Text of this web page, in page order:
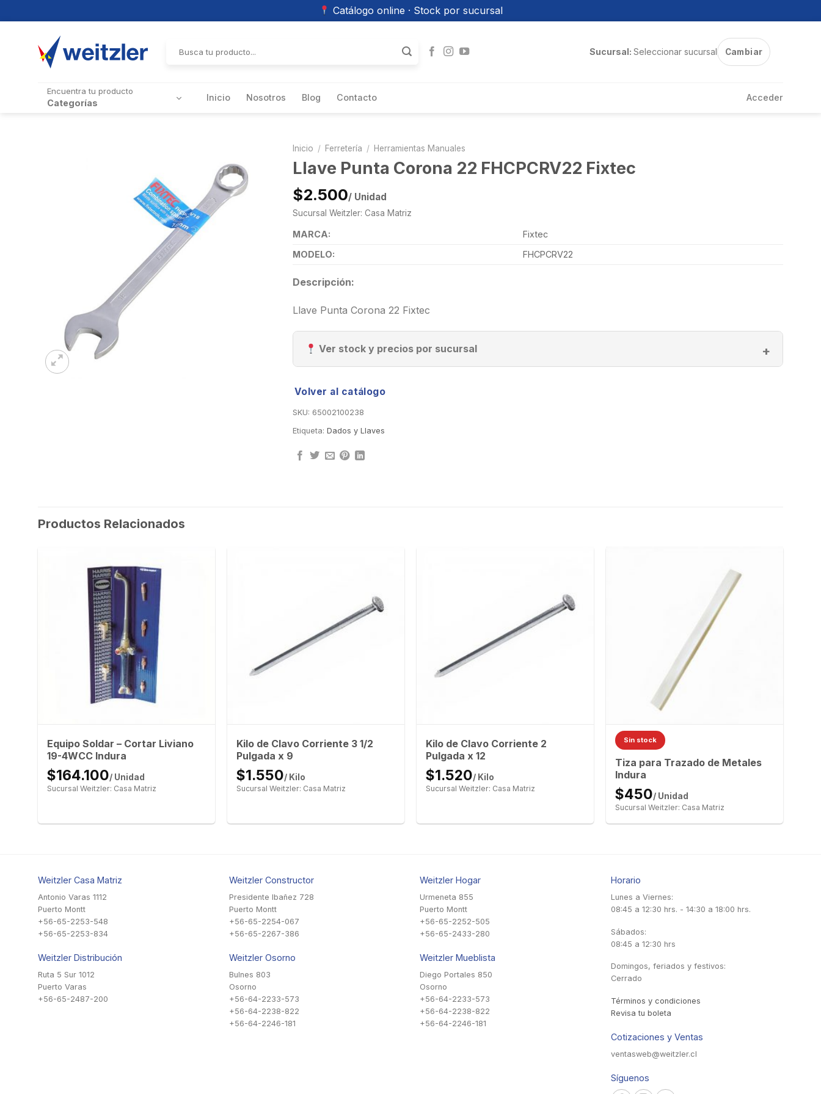
Catálogo online · Stock por sucursal
por:
Sucursal: Seleccionar sucursal Cambiar
Encuentra tu producto
Categorías Inicio Nosotros Blog Contacto Acceder
Inicio / Ferretería / Herramientas Manuales
Llave Punta Corona 22 FHCPCRV22 Fixtec
$2.500/ Unidad
Sucursal Weitzler: Casa Matriz
MARCA:
Fixtec
MODELO:
FHCPCRV22
Descripción:
Llave Punta Corona 22 Fixtec
Ver stock y precios por sucursal
Volver al catálogo
SKU: 65002100238
Etiqueta: Dados y Llaves
Productos Relacionados
Equipo Soldar – Cortar Liviano
19-4WCC Indura
$164.100/ Unidad
Sucursal Weitzler: Casa Matriz
Kilo de Clavo Corriente 3 1/2
Pulgada x 9
$1.550/ Kilo
Sucursal Weitzler: Casa Matriz
Kilo de Clavo Corriente 2
Pulgada x 12
$1.520/ Kilo
Sucursal Weitzler: Casa Matriz
Sin stock
Tiza para Trazado de Metales
Indura
$450/ Unidad
Sucursal Weitzler: Casa Matriz
Weitzler Casa Matriz
Antonio Varas 1112
Puerto Montt
+56-65-2253-548
+56-65-2253-834
Weitzler Distribución
Ruta 5 Sur 1012
Puerto Varas
+56-65-2487-200
Weitzler Constructor
Presidente Ibañez 728
Puerto Montt
+56-65-2254-067
+56-65-2267-386
Weitzler Osorno
Bulnes 803
Osorno
+56-64-2233-573
+56-64-2238-822
+56-64-2246-181
Weitzler Hogar
Urmeneta 855
Puerto Montt
+56-65-2252-505
+56-65-2433-280
Weitzler Mueblista
Diego Portales 850
Osorno
+56-64-2233-573
+56-64-2238-822
+56-64-2246-181
Horario
Lunes a Viernes:
08:45 a 12:30 hrs. - 14:30 a 18:00 hrs.
Sábados:
08:45 a 12:30 hrs
Domingos, feriados y festivos:
Cerrado
Términos y condiciones
Revisa tu boleta
Cotizaciones y Ventas
ventasweb@weitzler.cl
Síguenos